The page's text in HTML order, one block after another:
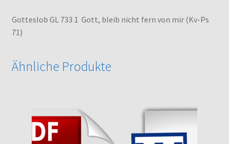
Gotteslob GL 733 1 Gott, bleib nicht fern von mir (Kv-Ps
71)
Ähnliche Produkte